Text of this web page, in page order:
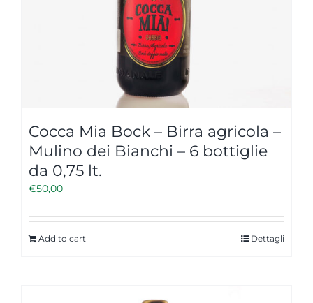
Cocca Mia Bock – Birra agricola –
Mulino dei Bianchi – 6 bottiglie
da 0,75 lt.
€50,00
Add to cart Dettagli